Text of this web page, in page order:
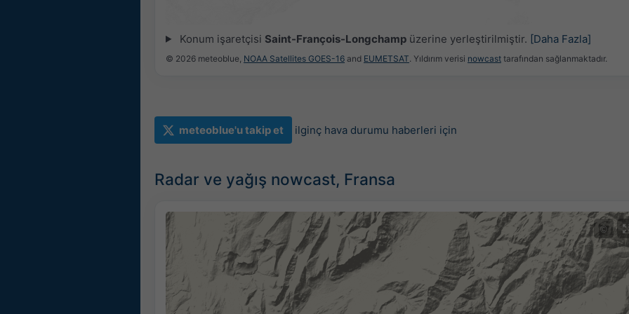
Konum işaretçisi Saint-François-Longchampüzerine yerleştirilmiştir. [Daha Fazla]
© 2026 meteoblue, NOAA Satellites GOES-16 and EUMETSAT. Yıldırım verisi nowcast tarafından sağlanmaktadır.
meteoblue'u takip et ilginç hava durumu haberleri için
Radar ve yağış nowcast, Fransa
©